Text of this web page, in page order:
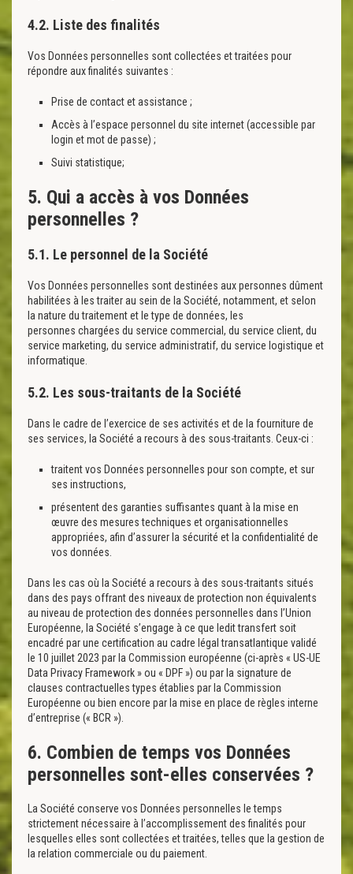
4.2. Liste des finalités
Vos Données personnelles sont collectées et traitées pour
répondre aux finalités suivantes :
Prise de contact et assistance ;
Accès à l’espace personnel du site internet (accessible par
login et mot de passe) ;
Suivi statistique;
5. Qui a accès à vos Données
personnelles ?
5.1. Le personnel de la Société
Vos Données personnelles sont destinées aux personnes dûment
habilitées à les traiter au sein de la Société, notamment, et selon
la nature du traitement et le type de données, les
personnes chargées du service commercial, du service client, du
service marketing, du service administratif, du service logistique et
informatique.
5.2. Les sous-traitants de la Société
Dans le cadre de l’exercice de ses activités et de la fourniture de
ses services, la Société a recours à des sous-traitants. Ceux-ci :
traitent vos Données personnelles pour son compte, et sur
ses instructions,
présentent des garanties suffisantes quant à la mise en
œuvre des mesures techniques et organisationnelles
appropriées, afin d’assurer la sécurité et la confidentialité de
vos données.
Dans les cas où la Société a recours à des sous-traitants situés
dans des pays offrant des niveaux de protection non équivalents
au niveau de protection des données personnelles dans l’Union
Européenne, la Société s’engage à ce que ledit transfert soit
encadré par une certification au cadre légal transatlantique validé
le 10 juillet 2023 par la Commission européenne (ci-après « US-UE
Data Privacy Framework » ou « DPF ») ou par la signature de
clauses contractuelles types établies par la Commission
Européenne ou bien encore par la mise en place de règles interne
d’entreprise (« BCR »).
6. Combien de temps vos Données
personnelles sont-elles conservées ?
La Société conserve vos Données personnelles le temps
strictement nécessaire à l’accomplissement des finalités pour
lesquelles elles sont collectées et traitées, telles que la gestion de
la relation commerciale ou du paiement.